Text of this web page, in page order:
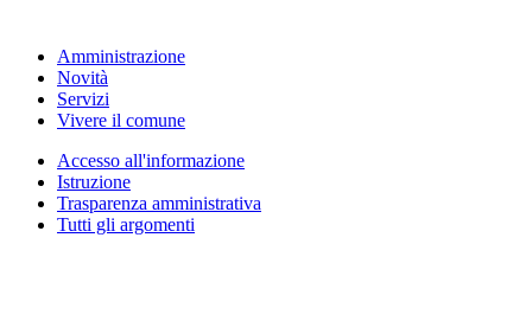
Amministrazione
Novità
Servizi
Vivere il comune
Accesso all'informazione
Istruzione
Trasparenza amministrativa
Tutti gli argomenti